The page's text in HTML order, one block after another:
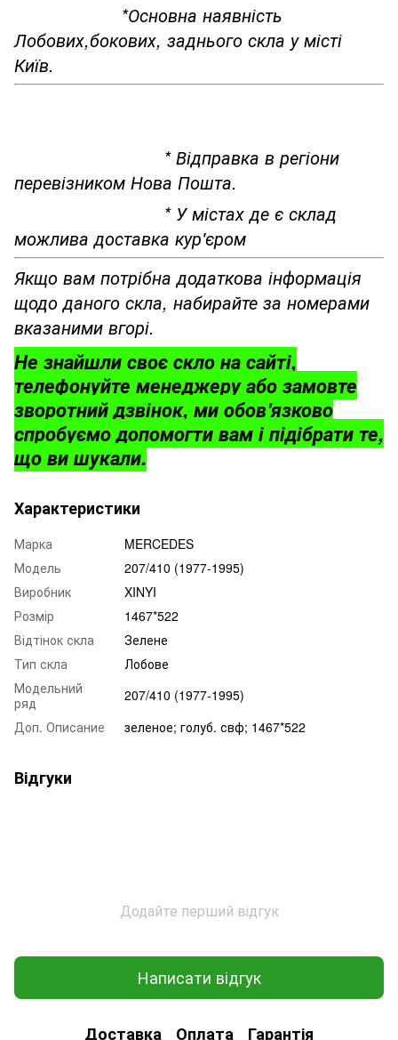
*Основна наявність
Лобових,бокових, заднього скла у місті
Київ.
* Відправка в регіони
перевізником Нова Пошта.
* У містах де є склад
можлива доставка кур'єром
Якщо вам потрібна додаткова інформація
щодо даного скла, набирайте за номерами
вказаними вгорі.
Не знайшли своє скло на сайті,
телефонуйте менеджеру або замовте
зворотний дзвінок, ми обов'язково
спробуємо допомогти вам і підібрати те,
що ви шукали.
Характеристики
Марка
MERCEDES
Модель
207/410 (1977-1995)
Виробник
XINYI
Розмір
1467*522
Відтінок скла
Зелене
Тип скла
Лобове
Модельний
ряд
207/410 (1977-1995)
Доп. Описание
зеленое; голуб. свф; 1467*522
Відгуки
Додайте перший відгук
Написати відгук
Доставка Оплата Гарантія